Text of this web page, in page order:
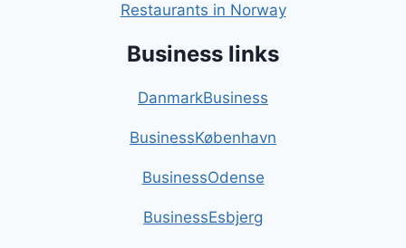
Restaurants in Norway
Business links
DanmarkBusiness
BusinessKøbenhavn
BusinessOdense
BusinessEsbjerg